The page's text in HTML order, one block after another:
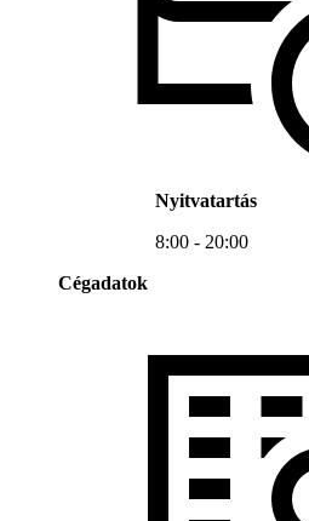
Nyitvatartás
8:00 - 20:00
Cégadatok